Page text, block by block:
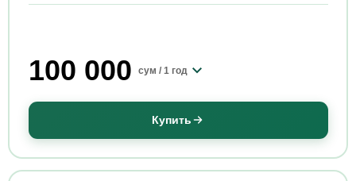
100 000 сум / 1 год
Купить